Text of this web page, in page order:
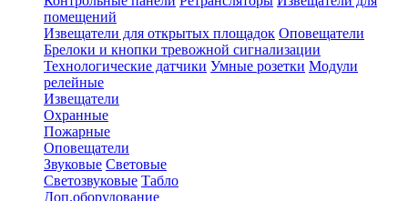
помещений
Извещатели для открытых площадок Оповещатели
Брелоки и кнопки тревожной сигнализации
Технологические датчики Умные розетки Модули
релейные
Извещатели
Охранные
Пожарные
Оповещатели
Звуковые Световые
Светозвуковые Табло
Доп.оборудование